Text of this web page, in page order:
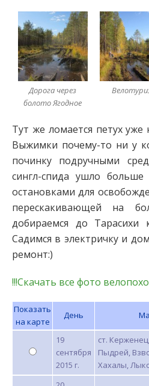
Дорога через
болото Ягодное
Тут же ломается петух уже
Выжимки почему-то ни у
починку подручными
сингл-спида ушло
остановками для
перескакивающей на
добираемся до Тарасихи
Садимся в электричку и
ремонт:)
!!!Скачать все фото
Показать
на карте
День
19
сентября
2015 г.
ст.
Пыдрей,
Хахалы,